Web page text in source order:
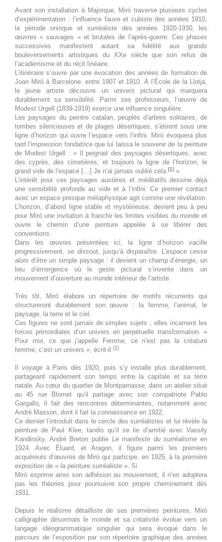
journée
des rêves
21 août 2026
vendredi
Toute la
journée
Joan Miró. Majorque, l'atelier
des rêves
22 août 2026
samedi
Toute la
journée
Joan Miró. Majorque, l'atelier
des rêves
23 août 2026
dimanche
Toute la
journée
Joan Miró. Majorque, l'atelier
des rêves
24 août 2026
lundi
Toute la
journée
Joan Miró. Majorque, l'atelier
des rêves
25 août 2026
mardi
Toute la
journée
Joan Miró. Majorque, l'atelier
des rêves
26 août 2026
mercredi
Toute la
journée
Joan Miró. Majorque, l'atelier
des rêves
27 août 2026
jeudi
Toute la
journée
Joan Miró. Majorque, l'atelier
des rêves
28 août 2026
vendredi
Toute la
journée
Joan Miró. Majorque, l'atelier
des rêves
29 août 2026
samedi
Toute la
journée
Joan Miró. Majorque, l'atelier
des rêves
Toute la
journée
Joan Miró. Majorque, l'atelier
des rêves
Avant son installation à Majorque, Miró traverse plusieurs cycles
d’expérimentation : l’influence fauve et cubiste des années 1910,
la période onirique et surréaliste des années 1920-1930, les
œuvres « sauvages » et brutales de l’après-guerre. Ces phases
successives manifestent autant sa fidélité aux grands
bouleversements artistiques du XXe siècle que son refus de
l’académisme et du récit linéaire.
L’itinéraire s’ouvre par une évocation des années de formation de
Joan Miró à Barcelone, entre 1907 et 1910. À l’École de la Llotja,
le jeune artiste découvre un univers pictural qui marquera
durablement sa sensibilité. Parmi ses professeurs, l’œuvre de
Modest Urgell (1839-1919) exerce une influence singulière.
Les paysages du peintre catalan, peuplés d’arbres solitaires, de
tombes silencieuses et de plages désertiques, s’étirent sous une
ligne d’horizon qui ouvre l’espace vers l’infini. Miró évoquera plus
tard l’impression fondatrice que lui laissa le souvenir de la peinture
de Modest Urgell : « Il peignait des paysages désertiques, avec
des cyprès, des cimetières, et toujours la ligne de l’horizon, le
grand vide de l’espace […] Je n’ai jamais oublié cela. [1] »
L’intérêt pour ces paysages austères et méditatifs dessine déjà
une sensibilité profonde au vide et à l’infini. Ce premier contact
avec un espace presque métaphysique agit comme une révélation.
L’horizon, d’abord ligne stable et mystérieuse, devient peu à peu
pour Miró une invitation à franchir les limites visibles du monde et
ouvre le chemin d’une peinture appelée à se libérer des
conventions.
Dans les œuvres présentées ici, la ligne d’horizon vacille
progressivement, se dissout, jusqu’à disparaître. L’espace cesse
alors d’être un simple paysage : il devient un champ d’énergie, un
lieu d’émergence où le geste pictural s’invente dans un
mouvement d’ouverture au monde intérieur de l’artiste
Très tôt, Miró élabore un répertoire de motifs récurrents qui
structureront durablement son œuvre : la femme, l’animal, le
paysage, la terre et le ciel.
Ces figures ne sont jamais de simples sujets ; elles incarnent les
forces primordiales d’un univers en perpétuelle transformation. «
Pour moi, ce que j’appelle Femme, ce n’est pas la créature
femme, c’est un univers », écrit-il
[2]
.
Il voyage à Paris dès 1920, puis s’y installe plus durablement,
partageant rapidement son temps entre la capitale et sa terre
natale. Au cœur du quartier de Montparnasse, dans un atelier situé
au 45 rue Blomet qu’il partage avec son compatriote Pablo
Gargallo, il fait des rencontres déterminantes, notamment avec
André Masson, dont il fait la connaissance en 1922.
Ce dernier l’introduit dans le cercle des surréalistes et lui révèle la
peinture de Paul Klee, tandis qu’il se lie d’amitié avec Vassily
Kandinsky. André Breton publie Le manifeste du surréalisme en
1924. Avec Éluard, et Aragon, il figure parmi les premiers
acquéreurs d’œuvres de Miró qui participe, en 1925, à la première
exposition de « la peinture surréaliste ». Si
Miró exprime ainsi son adhésion au mouvement, il n’en adoptera
pas les théories pour poursuivre son propre cheminement dès
1931.
Depuis le réalisme détailliste de ses premières peintures, Miró
calligraphie désormais le monde et sa créativité évolue vers un
langage idéogrammatique singulier qui sera évoqué dans le
parcours de l’exposition par son répertoire graphique des années